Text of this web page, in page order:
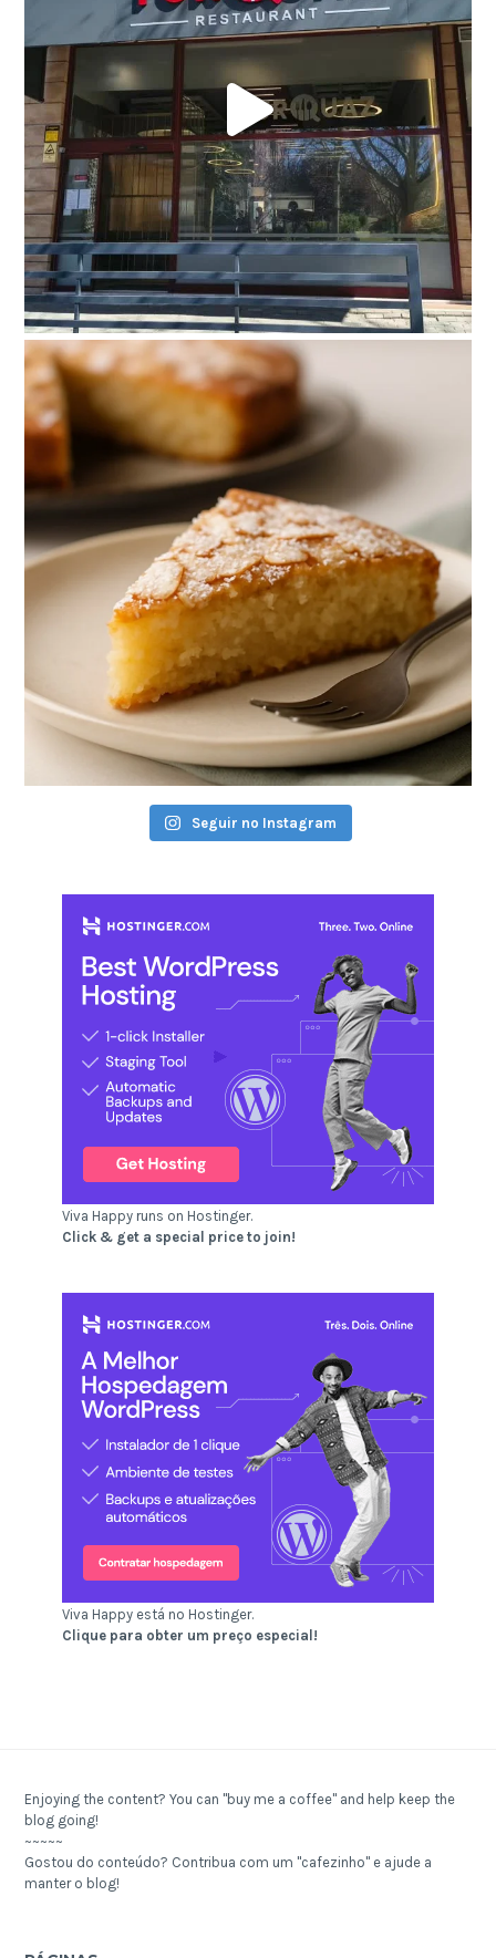
Seguir no Instagram
Viva Happy runs on Hostinger.
Click & get a special price to join!
Viva Happy está no Hostinger.
Clique para obter um preço especial!
Enjoying the content? You can "buy me a coffee" and help keep the
blog going!
~~~~~
Gostou do conteúdo? Contribua com um "cafezinho" e ajude a
manter o blog!